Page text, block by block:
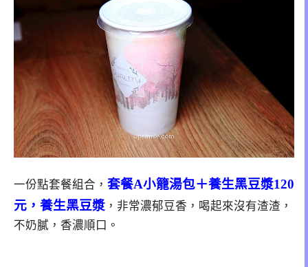
一份點套餐組合， 套餐A小籠湯包＋養生黑豆漿120
元 ，養生黑豆漿 ，非常濃郁豆香，喝起來沒有渣渣，
不奶膩，香濃順口。